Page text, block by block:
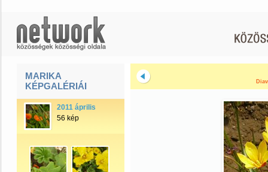
MARIKA
KÉPGALÉRIÁI
2011 április
56 kép